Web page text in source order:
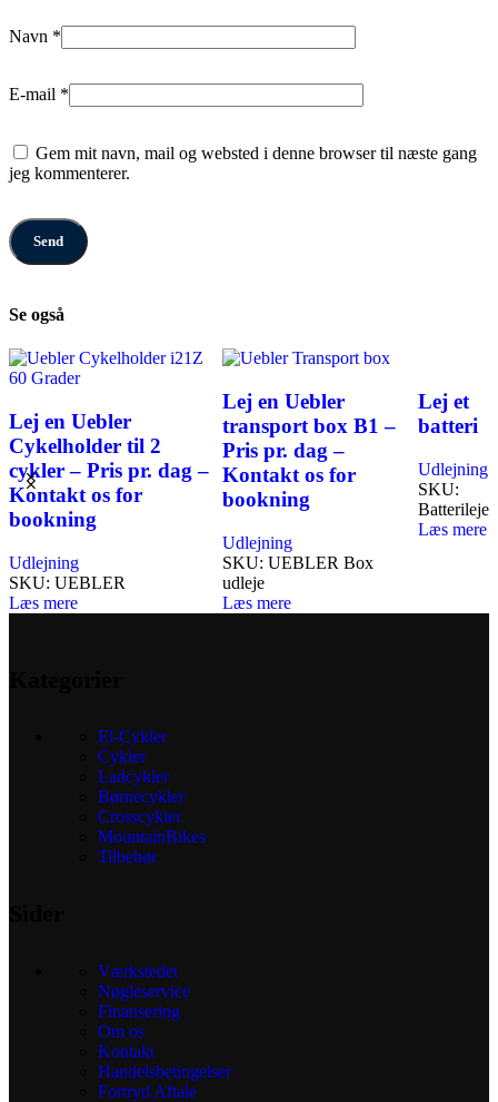
Navn *
E-mail *
Gem mit navn, mail og websted i denne browser til næste gang
jeg kommenterer.
Se også
Lej en Uebler
Cykelholder til 2
cykler – Pris pr. dag –
Kontakt os for
bookning
Udlejning
SKU: UEBLER
Læs mere
Lej en Uebler
transport box B1 –
Pris pr. dag –
Kontakt os for
bookning
Udlejning
SKU: UEBLER Box
udleje
Læs mere
Lej et
batteri
Udlejning
SKU:
Batterileje
Læs mere
El-Cykler
Cykler
Ladcykler
Børnecykler
Crosscykler
MountainBikes
Tilbehør
Værkstedet
Nøgleservice
Finansering
Om os
Kontakt
Handelsbetingelser
Fortryd Aftale